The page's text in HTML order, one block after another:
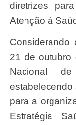
diretrizes
Atenção à
Considerando a Portaria nº 2.488/GM/MS, de
21 de outubro
Nacional
estabelecendo
para a
Estratégia